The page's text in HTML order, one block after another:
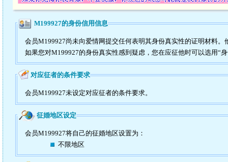
M199927的身份信用信息
会员M199927尚未向爱情网提交任何表明其身份真实性的证明材料。
如果您对M199927的身份真实性感到疑虑，您在应征他时可以选用“
对应征者的条件要求
会员M199927未设定对应征者的条件要求。
征婚地区设定
会员M199927将自己的征婚地区设置为：
不限地区